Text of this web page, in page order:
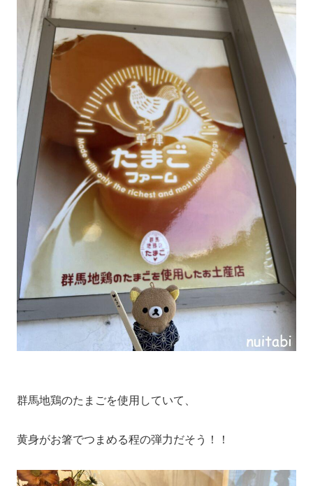
群馬地鶏のたまごを使用していて、
黄身がお箸でつまめる程の弾力だそう！！